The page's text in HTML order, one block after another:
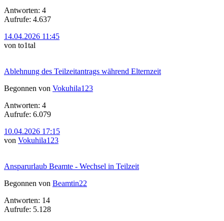
Antworten: 4
Aufrufe: 4.637
14.04.2026 11:45
von to1tal
Ablehnung des Teilzeitantrags während Elternzeit
Begonnen von Vokuhila123
Antworten: 4
Aufrufe: 6.079
10.04.2026 17:15
von Vokuhila123
Ansparurlaub Beamte - Wechsel in Teilzeit
Begonnen von Beamtin22
Antworten: 14
Aufrufe: 5.128